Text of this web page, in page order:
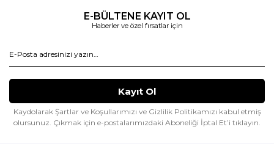
E-BÜLTENE KAYIT OL
Haberler ve özel fırsatlar için
Kaydolarak Şartlar ve Koşullarımızı ve Gizlilik Politikamızı kabul etmiş
olursunuz. Çıkmak için e-postalarımızdaki Aboneliği İptal Et’i tıklayın.